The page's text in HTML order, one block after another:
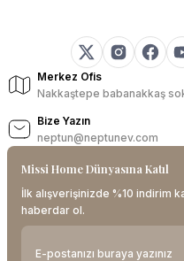
Merkez Ofis
Nakkaştepe babanakkaş
Bize Yazın
neptun@neptunev.com
Missi Home Dünyasına Katıl
İlk alışverişinizde %10 indirim
haberdar ol.